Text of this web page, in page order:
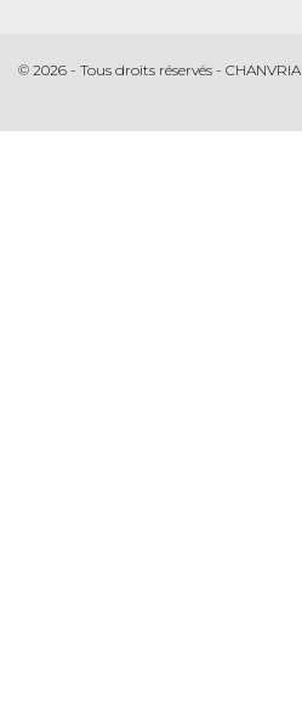
© 2026 - Tous droits réservés - CHANVRIA